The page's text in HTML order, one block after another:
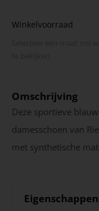
Winkelvoorraad
Omschrijving
Deze sportieve
damesschoen van
met synthetische
Eigenschappen